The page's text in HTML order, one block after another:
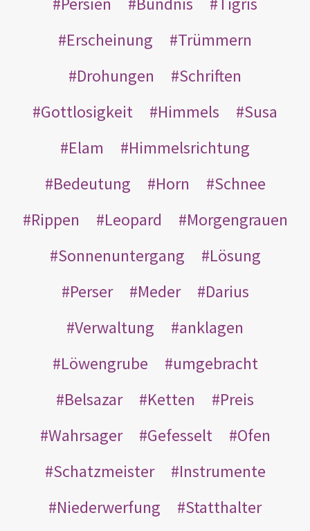
Erscheinung
Trümmern
Drohungen
Schriften
Gottlosigkeit
Himmels
Susa
Elam
Himmelsrichtung
Bedeutung
Horn
Schnee
Rippen
Leopard
Morgengrauen
Sonnenuntergang
Lösung
Perser
Meder
Darius
Verwaltung
anklagen
Löwengrube
umgebracht
Belsazar
Ketten
Preis
Wahrsager
Gefesselt
Ofen
Schatzmeister
Instrumente
Niederwerfung
Statthalter